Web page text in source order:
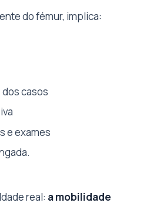
do fémur, implica:
casos
e exames
real: a mobilidade